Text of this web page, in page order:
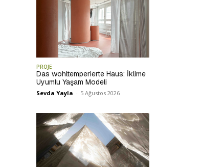
PROJE
Das wohltemperierte Haus: İklime
Uyumlu Yaşam Modeli
Sevda Yayla - 5 Ağustos 2026